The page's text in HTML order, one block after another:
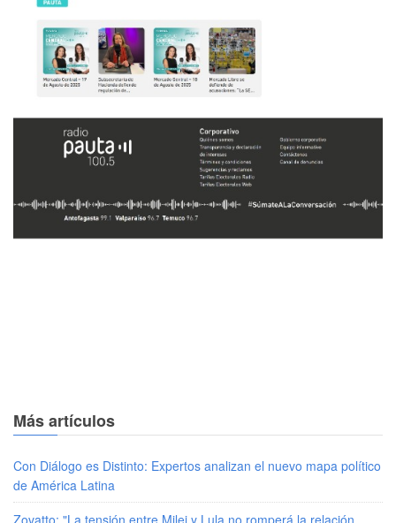
Más artículos
Con Diálogo es Distinto: Expertos analizan el nuevo mapa político
de América Latina
Zovatto: "La tensión entre Milei y Lula no romperá la relación